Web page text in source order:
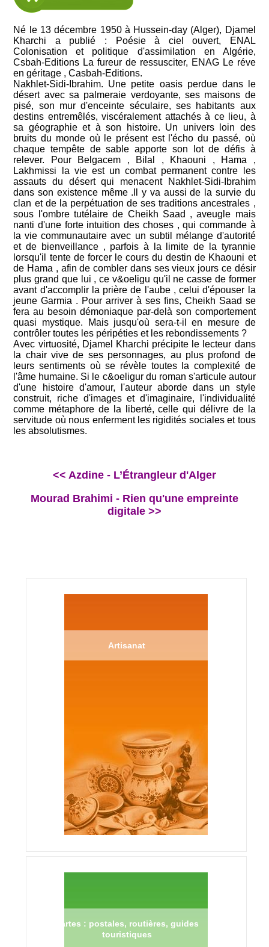
Né le 13 décembre 1950 à Hussein-day (Alger), Djamel
Kharchi a publié : Poésie à ciel ouvert, ENAL
Colonisation et politique d'assimilation en Algérie,
Csbah-Editions La fureur de ressusciter, ENAG Le réve
en géritage , Casbah-Editions.
Nakhlet-Sidi-Ibrahim. Une petite oasis perdue dans le
désert avec sa palmeraie verdoyante, ses maisons de
pisé, son mur d'enceinte séculaire, ses habitants aux
destins entremêlés, viscéralement attachés à ce lieu, à
sa géographie et à son histoire. Un univers loin des
bruits du monde où le présent est l'écho du passé, où
chaque tempête de sable apporte son lot de défis à
relever. Pour Belgacem , Bilal , Khaouni , Hama ,
Lakhmissi la vie est un combat permanent contre les
assauts du désert qui menacent Nakhlet-Sidi-Ibrahim
dans son existence même .Il y va aussi de la survie du
clan et de la perpétuation de ses traditions ancestrales ,
sous l'ombre tutélaire de Cheikh Saad , aveugle mais
nanti d'une forte intuition des choses , qui commande à
la vie communautaire avec un subtil mélange d'autorité
et de bienveillance , parfois à la limite de la tyrannie
lorsqu'il tente de forcer le cours du destin de Khaouni et
de Hama , afin de combler dans ses vieux jours ce désir
plus grand que lui , ce v&oeligu qu'il ne casse de former
avant d'accomplir la prière de l'aube , celui d'épouser la
jeune Garmia . Pour arriver à ses fins, Cheikh Saad se
fera au besoin démoniaque par-delà son comportement
quasi mystique. Mais jusqu'où sera-t-il en mesure de
contrôler toutes les péripéties et les rebondissements ?
Avec virtuosité, Djamel Kharchi précipite le lecteur dans
la chair vive de ses personnages, au plus profond de
leurs sentiments où se révèle toutes la complexité de
l'âme humaine. Si le c&oeligur du roman s'articule autour
d'une histoire d'amour, l'auteur aborde dans un style
construit, riche d'images et d'imaginaire, l'individualité
comme métaphore de la liberté, celle qui délivre de la
servitude où nous enferment les rigidités sociales et tous
les absolutismes.
<< Azdine - L’Étrangleur d'Alger
Mourad Brahimi - Rien qu'une empreinte
digitale >>
Artisanat
Cartes : postales, routières, guides
touristiques